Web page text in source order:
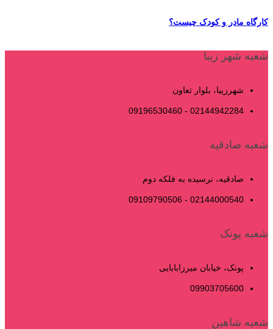
کارگاه مادر و کودک چیست؟
شعبه شهر زیبا
شهرزیبا، بلوار تعاون
02144942284 - 09196530460
شعبه صادقیه
صادقیه، نرسیده به فلکه دوم
02144000540 - 09109790506
شعبه پونک
پونک، خیابان میرزابابایی
09903705600
شعبه شاهین